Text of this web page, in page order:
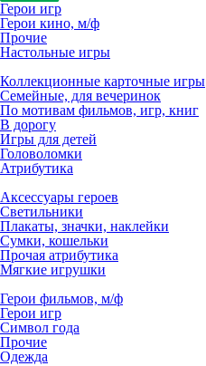
Герои игр
Герои кино, м/ф
Прочие
Настольные игры
Коллекционные карточные игры
Семейные, для вечеринок
По мотивам фильмов, игр, книг
В дорогу
Игры для детей
Головоломки
Атрибутика
Аксессуары героев
Светильники
Плакаты, значки, наклейки
Сумки, кошельки
Прочая атрибутика
Мягкие игрушки
Герои фильмов, м/ф
Герои игр
Символ года
Прочие
Одежда